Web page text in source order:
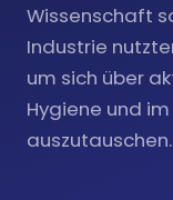
Wissenschaft
Industrie
um sich über
Hygiene und
auszutauschen.